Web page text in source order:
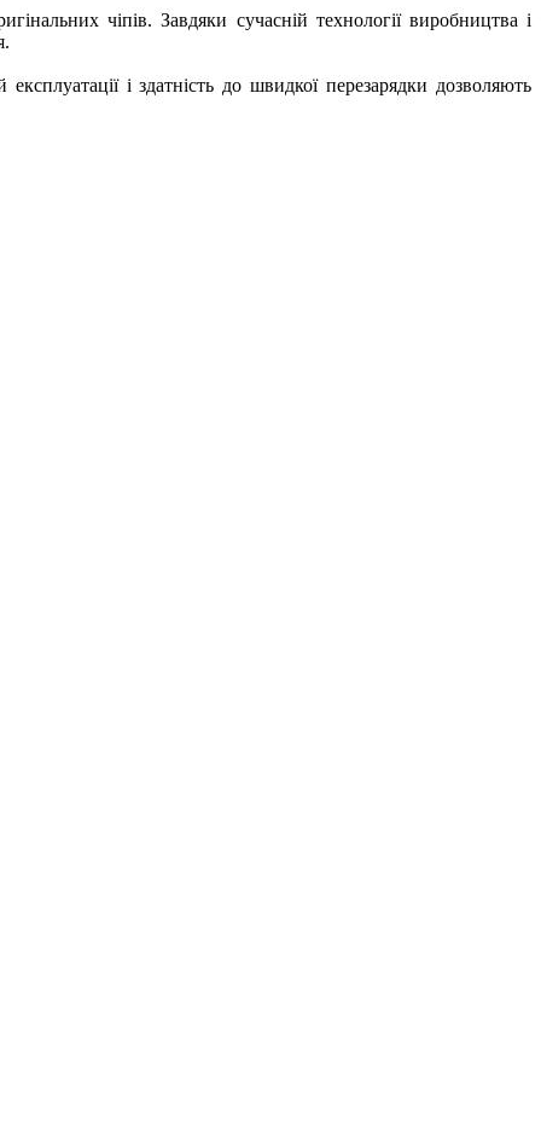
чіпів. Завдяки сучасній технології виробництва і
і здатність до швидкої перезарядки дозволяють